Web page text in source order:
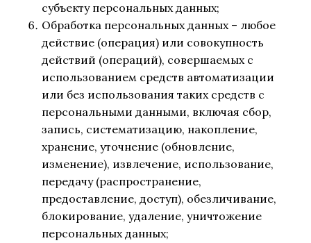
субъекту персональных данных;
Обработка персональных данных – любое
действие (операция) или совокупность
действий (операций), совершаемых с
использованием средств автоматизации
или без использования таких средств с
персональными данными, включая сбор,
запись, систематизацию, накопление,
хранение, уточнение (обновление,
изменение), извлечение, использование,
передачу (распространение,
предоставление, доступ), обезличивание,
блокирование, удаление, уничтожение
персональных данных;